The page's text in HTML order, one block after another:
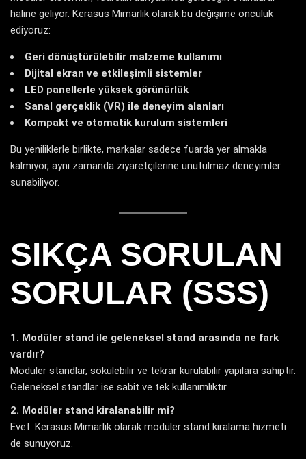
haline geliyor. Kerasus Mimarlık olarak bu değişime öncülük
ediyoruz:
Geri dönüştürülebilir malzeme kullanımı
Dijital ekran ve etkileşimli sistemler
LED panellerle yüksek görünürlük
Sanal gerçeklik (VR) ile deneyim alanları
Kompakt ve otomatik kurulum sistemleri
Bu yeniliklerle birlikte, markalar sadece fuarda yer almakla
kalmıyor, aynı zamanda ziyaretçilerine unutulmaz deneyimler
sunabiliyor.
SIKÇA SORULAN
SORULAR (SSS)
1. Modüler stand ile geleneksel stand arasında ne fark
vardır?
Modüler standlar, sökülebilir ve tekrar kurulabilir yapılara sahiptir.
Geleneksel standlar ise sabit ve tek kullanımlıktır.
2. Modüler stand kiralanabilir mi?
Evet. Kerasus Mimarlık olarak modüler stand kiralama hizmeti
de sunuyoruz.